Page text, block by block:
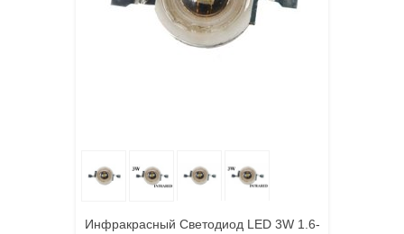
Инфракрасный Светодиод LED 3W 1.6-